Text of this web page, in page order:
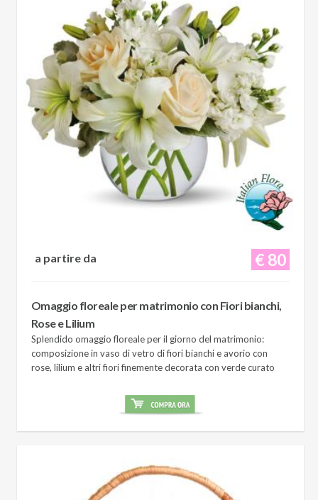
€ 80
a partire da
Omaggio floreale per matrimonio con Fiori bianchi,
Rose e Lilium
Splendido omaggio floreale per il giorno del matrimonio:
composizione in vaso di vetro di fiori bianchi e avorio con
rose, lilium e altri fiori finemente decorata con verde curato